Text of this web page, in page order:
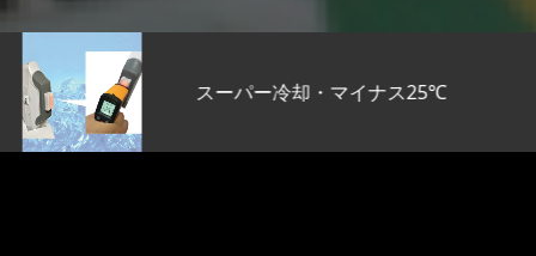
スーパー冷却・マイナス25℃